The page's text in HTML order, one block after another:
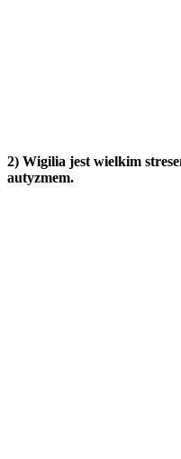
2) Wigilia jest wielkim
autyzmem.